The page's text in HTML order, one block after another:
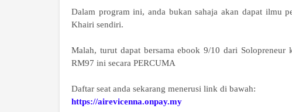
Dalam program ini, anda bukan sahaja akan dapat ilmu
Khairi sendiri.
Malah, turut dapat bersama ebook 9/10 dari Solopreneur
RM97 ini secara PERCUMA
Daftar seat anda sekarang menerusi link di bawah:
https://airevicenna.onpay.my